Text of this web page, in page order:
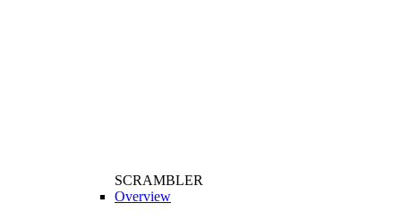
SCRAMBLER
Overview